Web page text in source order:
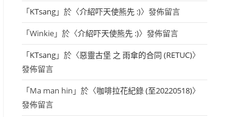
「KTsang」於〈介紹吓天使熊先 :)〉發佈留言
「Winkie」於〈介紹吓天使熊先 :)〉發佈留言
「KTsang」於〈惡靈古堡 之 雨傘的合同 (RETUC)〉
發佈留言
「Ma man hin 」於〈咖啡拉花紀錄 (至20220518)〉
發佈留言